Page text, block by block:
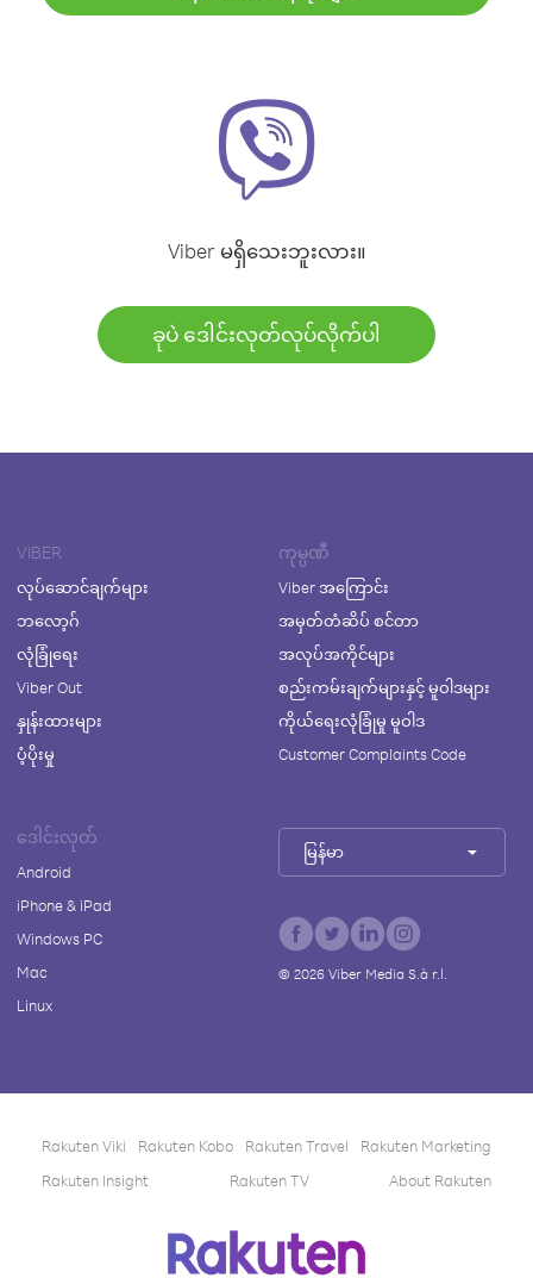
Viber မရှိသေးဘူးလား။
ခုပဲ ဒေါင်းလုတ်လုပ်လိုက်ပါ
VIBER
လုပ်ဆောင်ချက်များ
ဘလော့ဂ်
လုံခြုံရေး
Viber Out
နှုန်းထားများ
ပံ့ပိုးမှု
ကုမ္ပဏီ
Viber အကြောင်း
အမှတ်တံဆိပ် စင်တာ
အလုပ်အကိုင်များ
စည်းကမ်းချက်များနှင့် မူဝါဒများ
ကိုယ်ရေးလုံခြုံမှု မူဝါဒ
Customer Complaints Code
ဒေါင်းလုတ်
Android
iPhone & iPad
Windows PC
Mac
Linux
မြန်မာ
© 2026Viber Media S.à r.l.
Rakuten Viki Rakuten Kobo Rakuten Travel
Rakuten Marketing
Rakuten Insight
Rakuten TV About Rakuten